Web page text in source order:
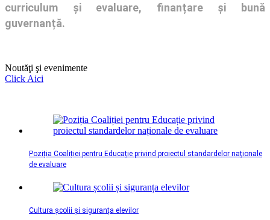
curriculum și evaluare, finanțare și bună
guvernanță.
Noutăţi şi evenimente
Click Aici
Poziția Coaliției pentru Educație privind proiectul standardelor naționale
de evaluare
Cultura școlii și siguranța elevilor